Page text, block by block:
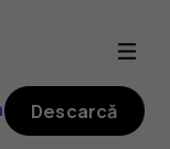
Descarcă